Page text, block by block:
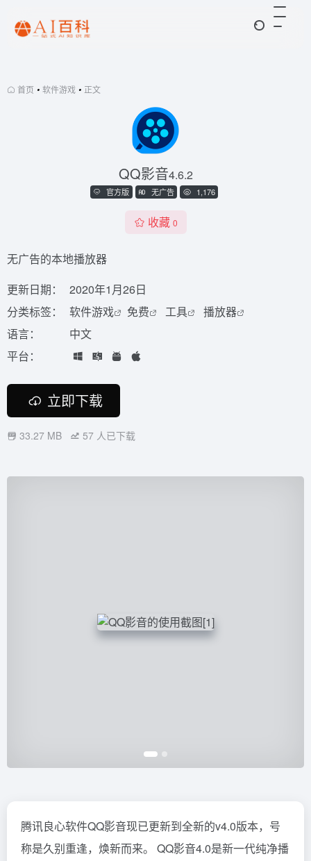
首页 • 软件游戏 • 正文
QQ影音4.6.2
官方版 无广告 1,176
收藏 0
无广告的本地播放器
更新日期：
2020年1月26日
分类标签：
软件游戏 免费 工具
播放器
语言：
中文
平台：
立即下载
33.27 MB 57 人已下载
腾讯良心软件QQ影音现已更新到全新的v4.0版本，号
称是久别重逢，焕新而来。 QQ影音4.0是新一代纯净播